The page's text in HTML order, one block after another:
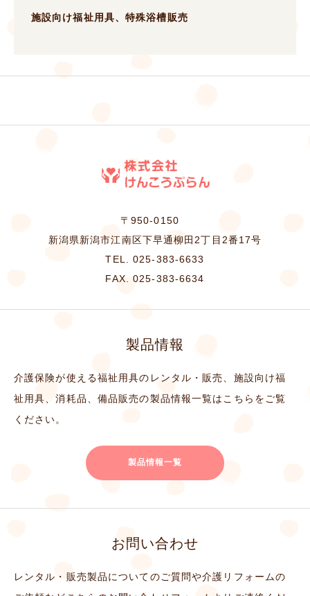
施設向け福祉用具、特殊浴槽販売
〒950-0150
新潟県新潟市江南区下早通柳田2丁目2番17号
TEL. 025-383-6633
FAX. 025-383-6634
製品情報
介護保険が使える福祉用具のレンタル・販売、施設向け福
祉用具、消耗品、備品販売の製品情報一覧はこちらをご覧
ください。
製品情報一覧
お問い合わせ
レンタル・販売製品についてのご質問や介護リフォームの